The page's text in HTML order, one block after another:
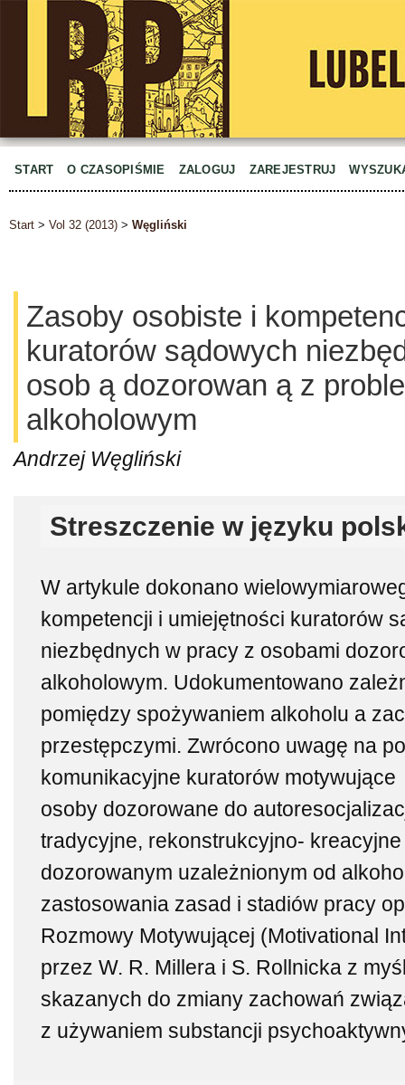
START O CZASOPIŚMIE ZALOGUJ ZAREJESTRUJ
Start > Vol 32 (2013) > Węgliński
Zasoby osobiste i
kuratorów sądowych
osob ą dozorowan ą z
alkoholowym
Andrzej Węgliński
Streszczenie w języku
W artykule dokonano
kompetencji i umiejętności kuratorów
niezbędnych w pracy z osobami
alkoholowym. Udokumentowano
pomiędzy spożywaniem alkoholu a
przestępczymi. Zwrócono uwagę na
komunikacyjne kuratorów motywujące
osoby dozorowane do
tradycyjne, rekonstrukcyjno‑
dozorowanym uzależnionym od
zastosowania zasad i stadiów pracy
Rozmowy Motywującej (Motivational
przez W. R. Millera i S. Rollnicka z
skazanych do zmiany zachowań
z używaniem substancji